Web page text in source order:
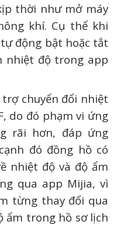
thời như mở máy
khí. Cụ thể khi
động bật hoặc tắt
nhiệt độ trong app
chuyển đổi nhiệt
do đó phạm vi ứng
rãi hơn, đáp ứng
đó đồng hồ có
nhiệt độ và độ ẩm
qua app Mijia, vì
từng thay đổi qua
ẩm trong hồ sơ lịch